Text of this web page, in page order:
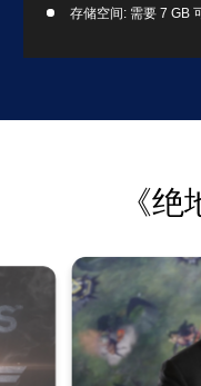
存储空间: 需要 7 GB
《